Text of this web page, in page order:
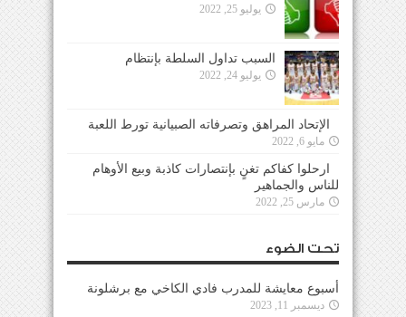
يوليو 25, 2022
السبب تداول السلطة بإنتظام
يوليو 24, 2022
الإتحاد المراهق وتصرفاته الصبيانية تورط اللعبة
مايو 6, 2022
ارحلوا كفاكم تغنٍ بإنتصارات كاذبة وبيع الأوهام
للناس والجماهير
مارس 25, 2022
تحت الضوء
أسبوع معايشة للمدرب فادي الكاخي مع برشلونة
ديسمبر 11, 2023